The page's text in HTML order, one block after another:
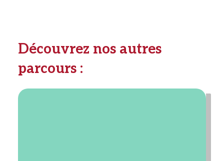
Découvrez nos autres
parcours :